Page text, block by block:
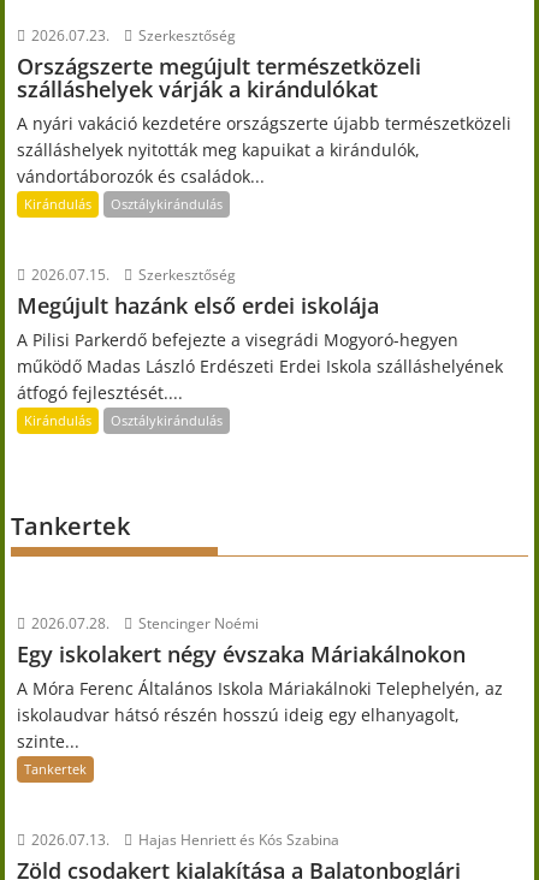
2026.07.23. Szerkesztőség
Országszerte megújult természetközeli
szálláshelyek várják a kirándulókat
A nyári vakáció kezdetére országszerte újabb természetközeli
szálláshelyek nyitották meg kapuikat a kirándulók,
vándortáborozók és családok...
Kirándulás Osztálykirándulás
2026.07.15. Szerkesztőség
Megújult hazánk első erdei iskolája
A Pilisi Parkerdő befejezte a visegrádi Mogyoró-hegyen
működő Madas László Erdészeti Erdei Iskola szálláshelyének
átfogó fejlesztését....
Kirándulás Osztálykirándulás
Tankertek
2026.07.28. Stencinger Noémi
Egy iskolakert négy évszaka Máriakálnokon
A Móra Ferenc Általános Iskola Máriakálnoki Telephelyén, az
iskolaudvar hátsó részén hosszú ideig egy elhanyagolt,
szinte...
Tankertek
2026.07.13. Hajas Henriett és Kós Szabina
Zöld csodakert kialakítása a Balatonboglári